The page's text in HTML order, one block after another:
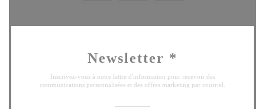
Newsletter *
Inscrivez-vous à notre lettre d'information pour recevoir des
communications personnalisées et des offres marketing par courriel.